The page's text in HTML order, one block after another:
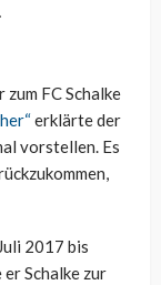
FC Schalke
erklärte der
vorstellen. Es
2017 bis
Schalke zur